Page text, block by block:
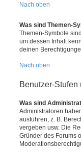
Nach oben
Was sind Themen-
Themen-Symbole
um dessen Inhalt
deinen
Nach oben
Benutzer-Stufen
Was sind
Administratoren
ausführen; z. B.
vergeben usw. Die
Gründer des Forums